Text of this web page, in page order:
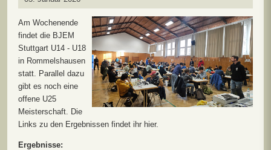
Am Wochenende
findet die BJEM
Stuttgart U14 - U18
in Rommelshausen
statt. Parallel dazu
gibt es noch eine
offene U25
Meisterschaft. Die
Links zu den Ergebnissen findet ihr hier.
Ergebnisse: